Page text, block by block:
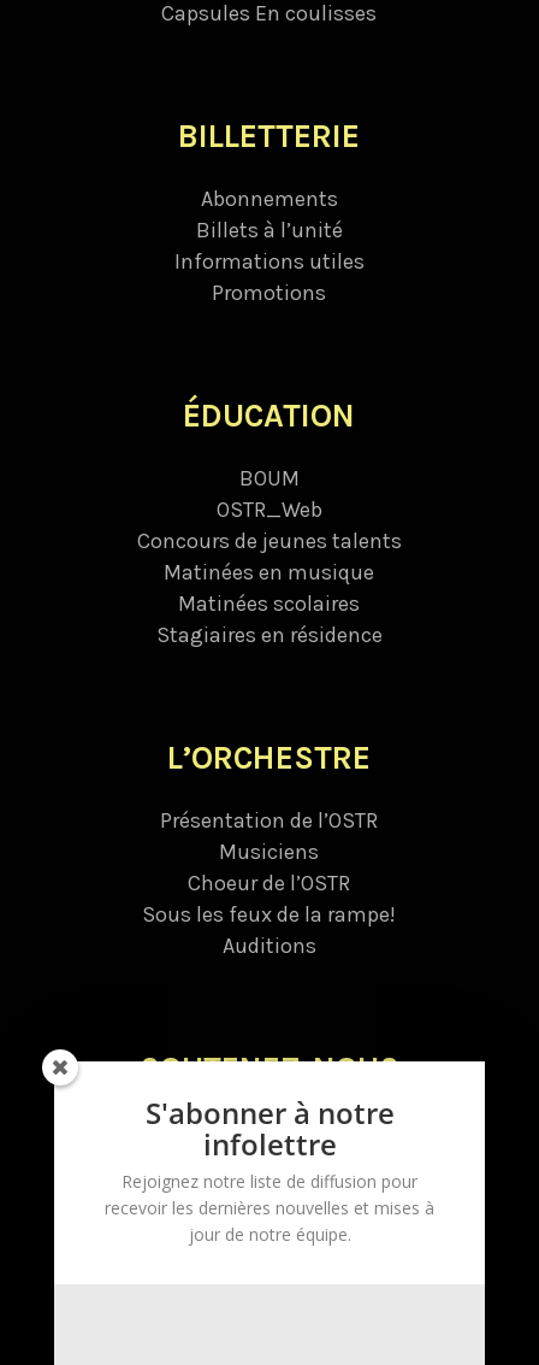
Capsules En coulisses
BILLETTERIE
Abonnements
Billets à l’unité
Informations utiles
Promotions
ÉDUCATION
BOUM
OSTR_Web
Concours de jeunes talents
Matinées en musique
Matinées scolaires
Stagiaires en résidence
L’ORCHESTRE
Présentation de l’OSTR
Musiciens
Choeur de l’OSTR
Sous les feux de la rampe!
Auditions
SOUTENEZ-NOUS
Donnez
Dons planifiés
Tirage
Devenez bénévole
S'abonner à notre
infolettre
Rejoignez notre liste de diffusion pour
recevoir les dernières nouvelles et mises à
jour de notre équipe.